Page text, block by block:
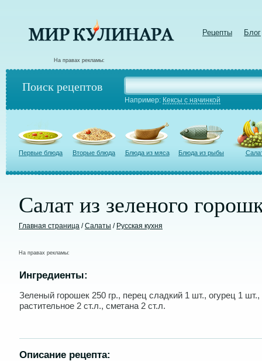
Рецепты Блог
На правах рекламы:
Поиск рецептов
Например: Кексы с начинкой
Первые блюда Вторые блюда Блюда из мяса Блюда из рыбы
Салат из зеленого
Главная страница /Салаты / Русская кухня
На правах рекламы:
Ингредиенты:
Зеленый горошек 250 гр., перец сладкий 1 шт., огурец 1
растительное 2 ст.л., сметана 2 ст.л.
Описание рецепта: